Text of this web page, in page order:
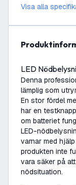
Visa alla
LED
Denna
lämplig som
En stor fördel
har en
om batteriet
LED-
varnar med
produkten inte
vara säker på
nödsituation.